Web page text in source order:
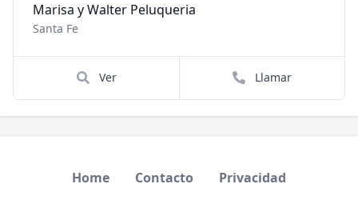
Marisa y Walter Peluqueria
Santa Fe
Ver Llamar
Home Contacto Privacidad